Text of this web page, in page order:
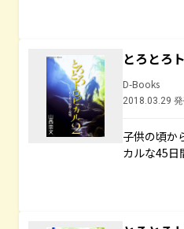
とろとろ
D-Books
2018.03.29
子供の頃か
カルな45日